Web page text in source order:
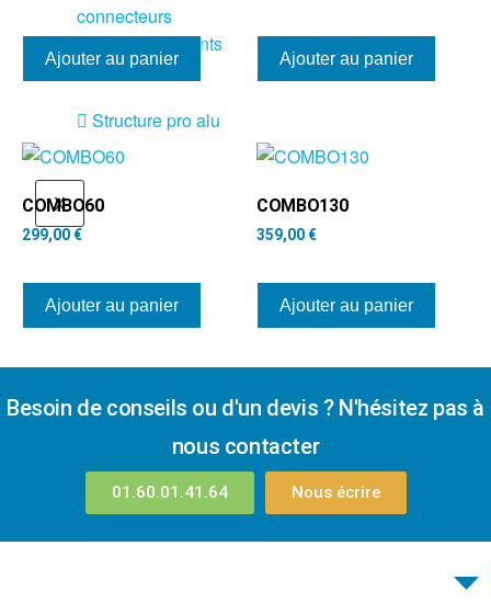
connecteurs
Structures, ponts
et pieds
Structure pro alu
X
Ajouter au panier Ajouter au panier
COMBO60
299,00 €
Ajouter au panier
COMBO130
359,00 €
Ajouter au panier
Besoin de conseils ou d'un devis ? N'hésitez pas à
nous contacter
01.60.01.41.64 Nous écrire